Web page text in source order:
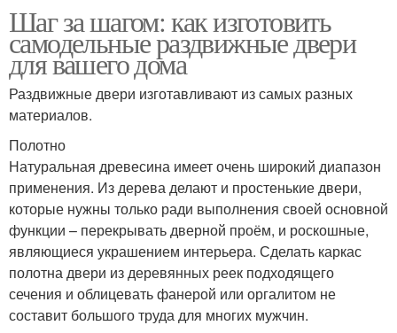
Шаг за шагом: как изготовить
самодельные раздвижные двери
для вашего дома
Раздвижные двери изготавливают из самых разных
материалов.
Полотно
Натуральная древесина имеет очень широкий диапазон
применения. Из дерева делают и простенькие двери,
которые нужны только ради выполнения своей основной
функции – перекрывать дверной проём, и роскошные,
являющиеся украшением интерьера. Сделать каркас
полотна двери из деревянных реек подходящего
сечения и облицевать фанерой или оргалитом не
составит большого труда для многих мужчин.